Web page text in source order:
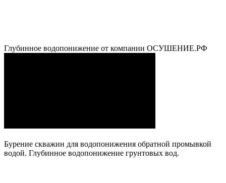
Глубинное водопонижение от компании ОСУШЕНИЕ.РФ
Бурение скважин для водопонижения обратной промывкой
водой. Глубинное водопонижение грунтовых вод.